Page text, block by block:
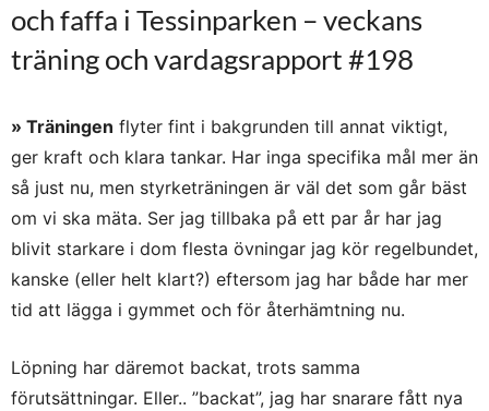
och faffa i Tessinparken – veckans
träning och vardagsrapport #198
» Träningen flyter fint i bakgrunden till annat viktigt,
ger kraft och klara tankar. Har inga specifika mål mer än
så just nu, men styrketräningen är väl det som går bäst
om vi ska mäta. Ser jag tillbaka på ett par år har jag
blivit starkare i dom flesta övningar jag kör regelbundet,
kanske (eller helt klart?) eftersom jag har både har mer
tid att lägga i gymmet och för återhämtning nu.
Löpning har däremot backat, trots samma
förutsättningar. Eller.. ”backat”, jag har snarare fått nya